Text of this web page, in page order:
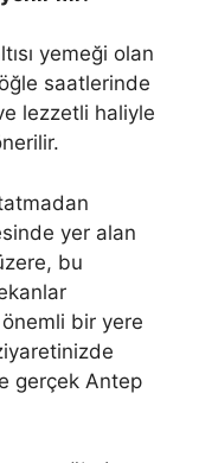
yemeği olan
saatlerinde
lezzetli haliyle
yer alan
bu
bir yere
gerçek Antep